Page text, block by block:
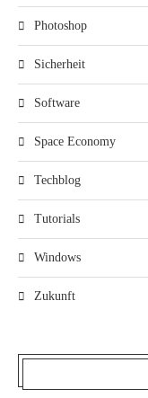
Photoshop
Sicherheit
Software
Space Economy
Techblog
Tutorials
Windows
Zukunft